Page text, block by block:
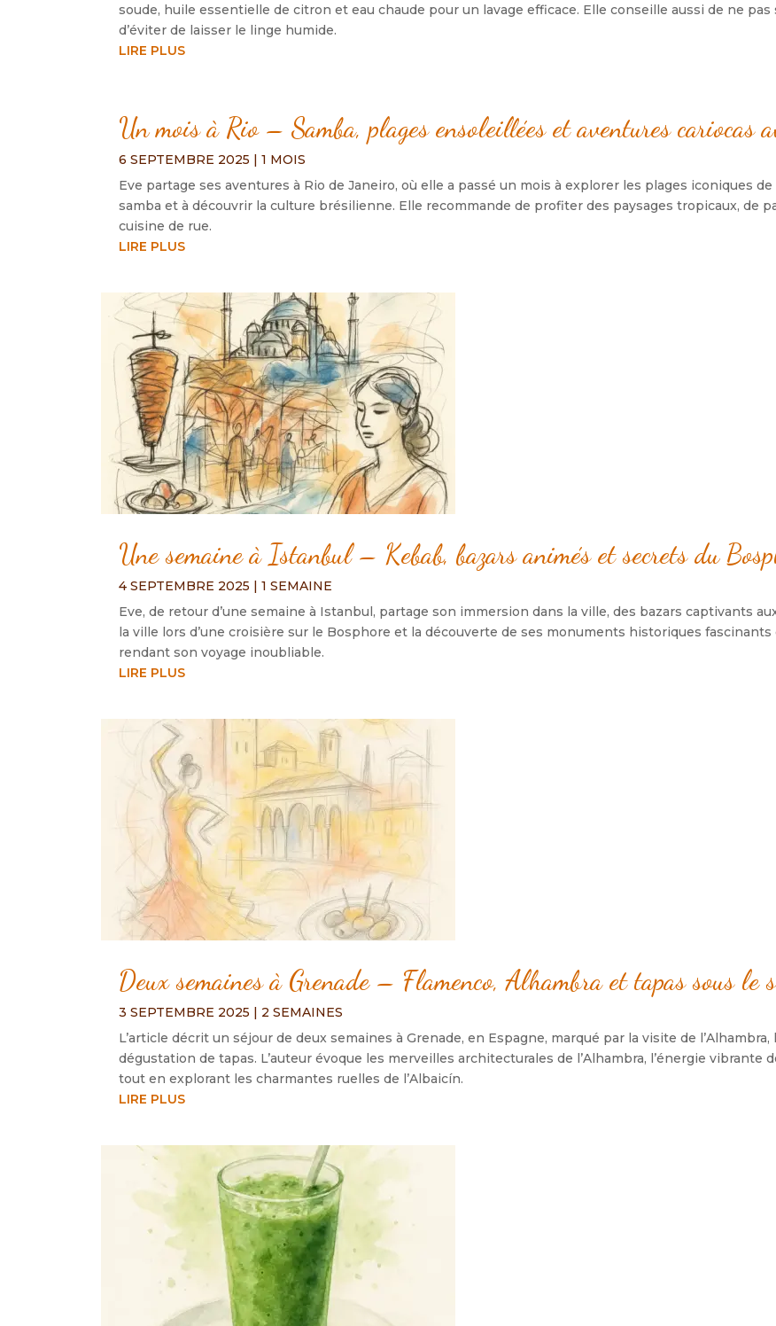
soude, huile essentielle de citron et eau chaude pour un lavage efficace. Elle conseille aussi de ne
d’éviter de laisser le linge humide.
LIRE PLUS
Un mois à Rio – Samba, plages ensoleillées et aventures cariocas
6 SEPTEMBRE 2025 |1 MOIS
Eve partage ses aventures à Rio de Janeiro, où elle a passé un mois à explorer les plages iconiques
samba et à découvrir la culture brésilienne. Elle recommande de profiter des paysages tropicaux, de
cuisine de rue.
LIRE PLUS
Une semaine à Istanbul – Kebab, bazars animés et secrets du
4 SEPTEMBRE 2025 |1 SEMAINE
Eve, de retour d’une semaine à Istanbul, partage son immersion dans la ville, des bazars captivants
la ville lors d’une croisière sur le Bosphore et la découverte de ses monuments historiques
rendant son voyage inoubliable.
LIRE PLUS
Deux semaines à Grenade – Flamenco, Alhambra et tapas sous le
3 SEPTEMBRE 2025 | 2 SEMAINES
L’article décrit un séjour de deux semaines à Grenade, en Espagne, marqué par la visite de
dégustation de tapas. L’auteur évoque les merveilles architecturales de l’Alhambra, l’énergie vibrante
tout en explorant les charmantes ruelles de l’Albaicín.
LIRE PLUS